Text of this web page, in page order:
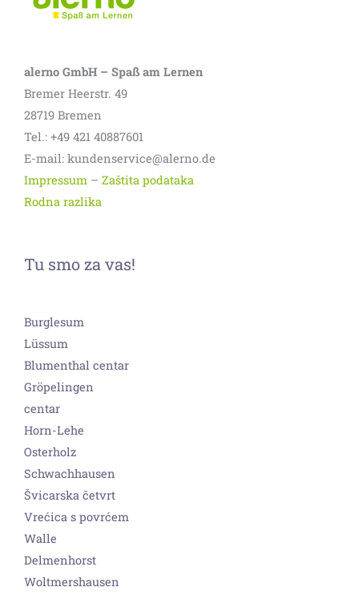
alerno GmbH – Spaß am Lernen
Bremer Heerstr. 49
28719 Bremen
Tel.: +49 421 40887601
E-mail: kundenservice@alerno.de
Impressum – Zaštita podataka
Rodna razlika
Tu smo za vas!
Burglesum
Lüssum
Blumenthal centar
Gröpelingen
centar
Horn-Lehe
Osterholz
Schwachhausen
Švicarska četvrt
Vrećica s povrćem
Walle
Delmenhorst
Woltmershausen